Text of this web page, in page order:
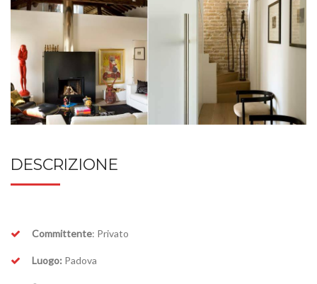
DESCRIZIONE
Committente: Privato
Luogo: Padova